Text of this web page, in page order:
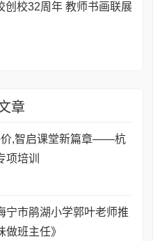
创校32周年 教师书画联展
章
价,智启课堂新篇章——杭
培训
市鹃湖小学郭叶老师推
班主任》